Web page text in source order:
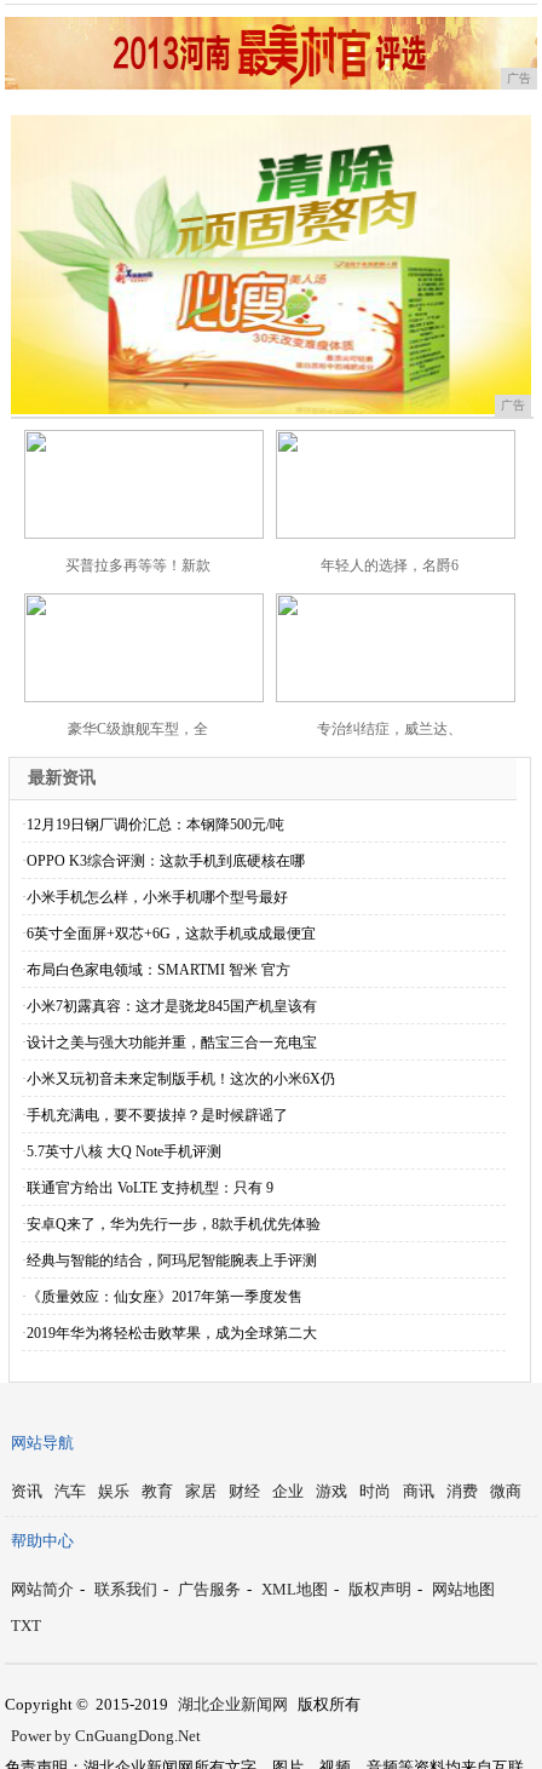
广告
广告
买普拉多再等等！新款 年轻人的选择，名爵6
豪华C级旗舰车型，全 专治纠结症，威兰达、
最新资讯
·12月19日钢厂调价汇总：本钢降500元/吨
·OPPO K3综合评测：这款手机到底硬核在哪
·小米手机怎么样，小米手机哪个型号最好
·6英寸全面屏+双芯+6G，这款手机或成最便宜
·布局白色家电领域：SMARTMI 智米 官方
·小米7初露真容：这才是骁龙845国产机皇该有
·设计之美与强大功能并重，酷宝三合一充电宝
·小米又玩初音未来定制版手机！这次的小米6X仍
·手机充满电，要不要拔掉？是时候辟谣了
·5.7英寸八核 大Q Note手机评测
·联通官方给出 VoLTE 支持机型：只有 9
·安卓Q来了，华为先行一步，8款手机优先体验
·经典与智能的结合，阿玛尼智能腕表上手评测
· 《质量效应：仙女座》2017年第一季度发售
·2019年华为将轻松击败苹果，成为全球第二大
网站导航
资讯 汽车 娱乐 教育 家居 财经 企业 游戏 时尚 商讯 消费 微商
帮助中心
网站简介 - 联系我们 - 广告服务 - XML地图 - 版权声明 -
网站地图
TXT
Copyright © 2015-2019 湖北企业新闻网
版权所有
Power by CnGuangDong.Net